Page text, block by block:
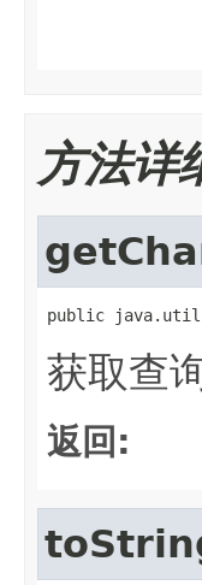
方法详
public
获取查
返回: